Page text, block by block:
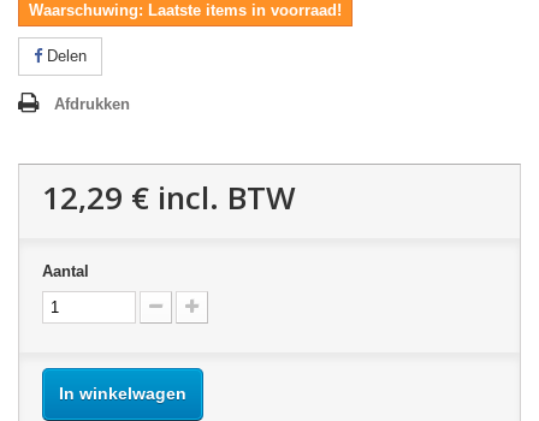
Waarschuwing: Laatste items in voorraad!
Delen
Afdrukken
12,29 € incl. BTW
Aantal
In winkelwagen